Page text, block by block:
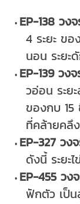
EP-138 วง
4 ระยะ ขอ
นอน ระยะ
EP-139 วง
วอ่อน ระย
ของกบ 15
ที่คล้ายคลึ
EP-327 วง
ดังนี้ ระยะไ
EP-455 วง
ฟักตัว เป็น